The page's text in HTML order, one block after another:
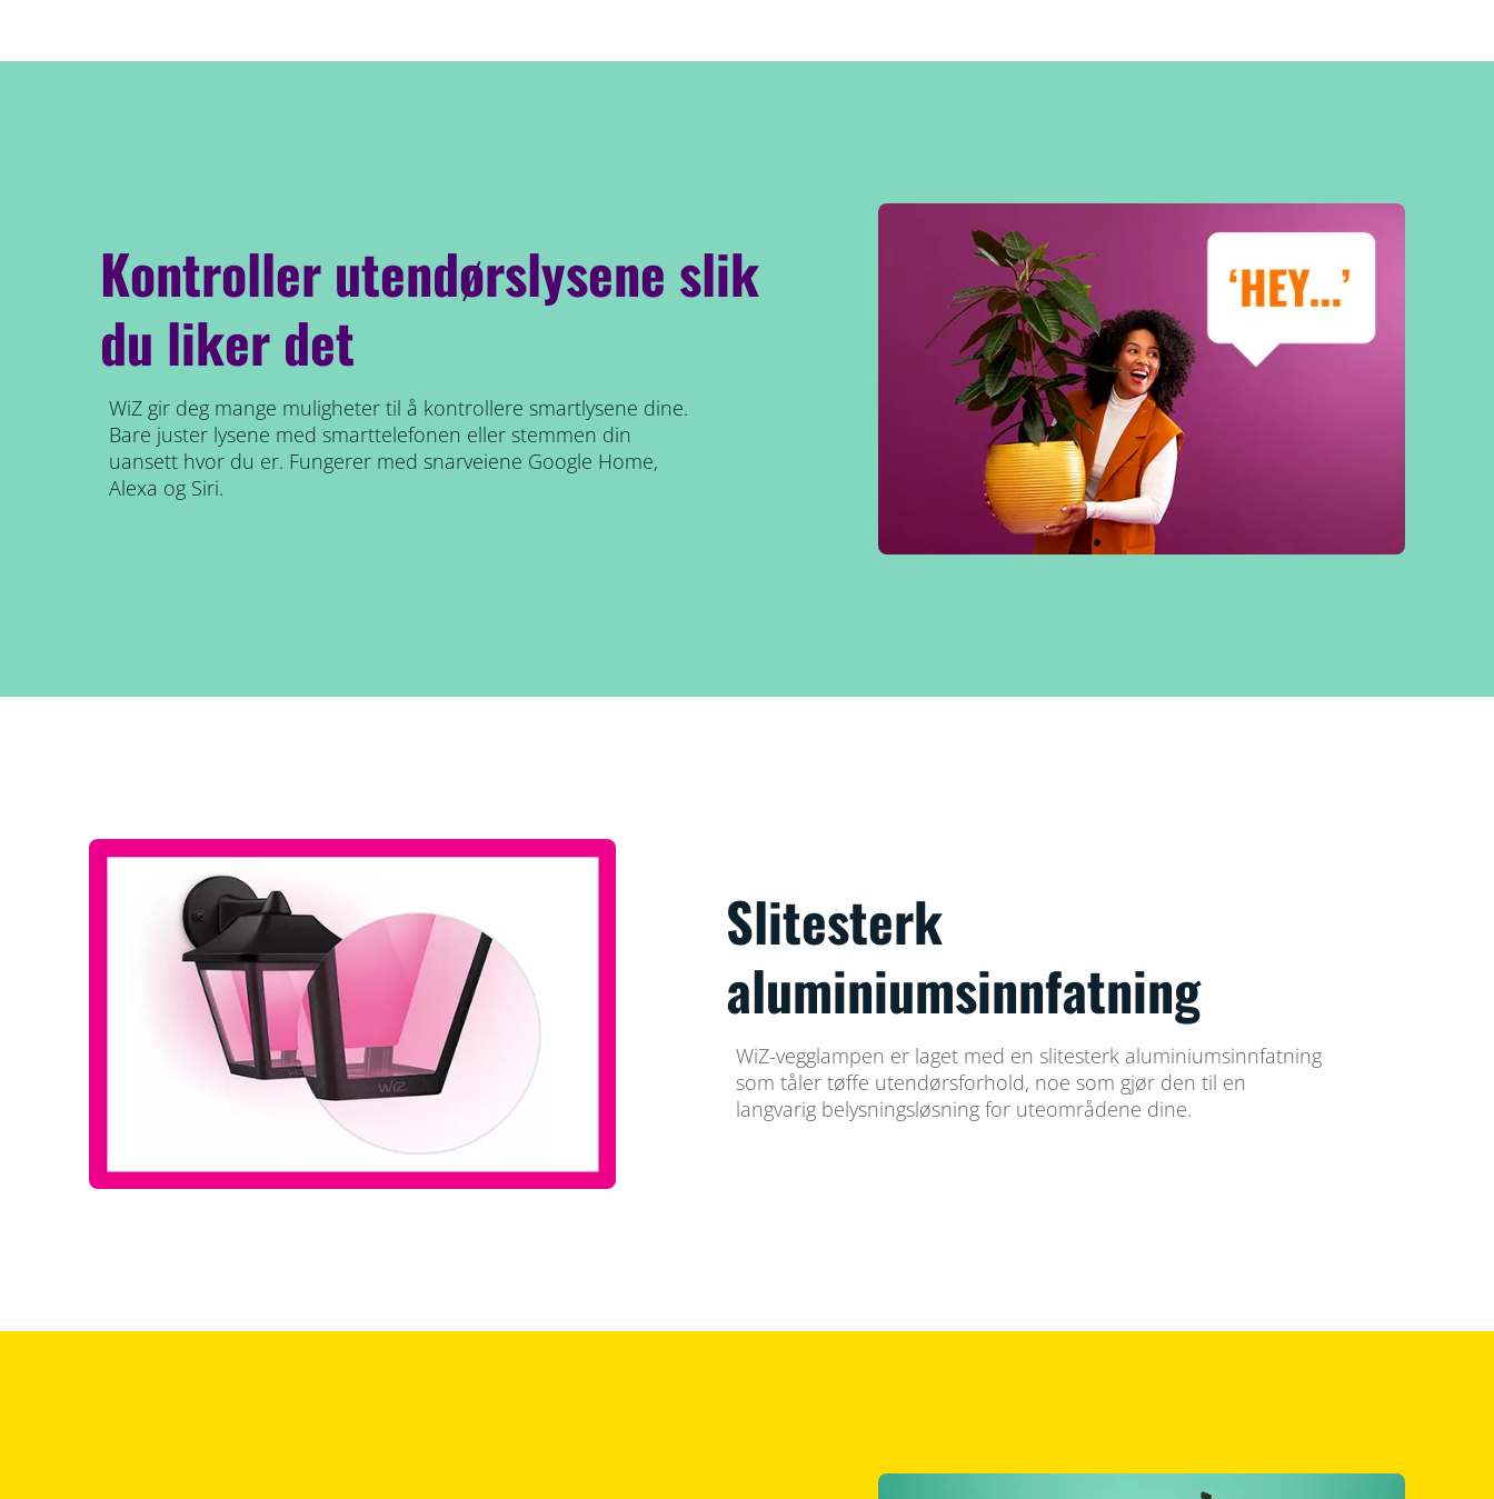
Kontroller utendørslysene slik
du liker det
WiZ gir deg mange muligheter til å kontrollere smartlysene dine.
Bare juster lysene med smarttelefonen eller stemmen din
uansett hvor du er. Fungerer med snarveiene Google Home,
Alexa og Siri.
Slitesterk
aluminiumsinnfatning
WiZ-vegglampen er laget med en slitesterk aluminiumsinnfatning
som tåler tøffe utendørsforhold, noe som gjør den til en
langvarig belysningsløsning for uteområdene dine.